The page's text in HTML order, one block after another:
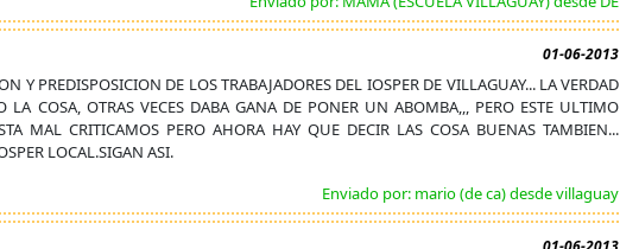
01-06-2013
Y PREDISPOSICION DE LOS TRABAJADORES DEL IOSPER DE VILLAGUAY... LA VERDAD
COSA, OTRAS VECES DABA GANA DE PONER UN ABOMBA,,, PERO ESTE ULTIMO
MAL CRITICAMOS PERO AHORA HAY QUE DECIR LAS COSA BUENAS TAMBIEN...
LOCAL.SIGAN ASI.
Enviado por: mario (de ca) desde villaguay